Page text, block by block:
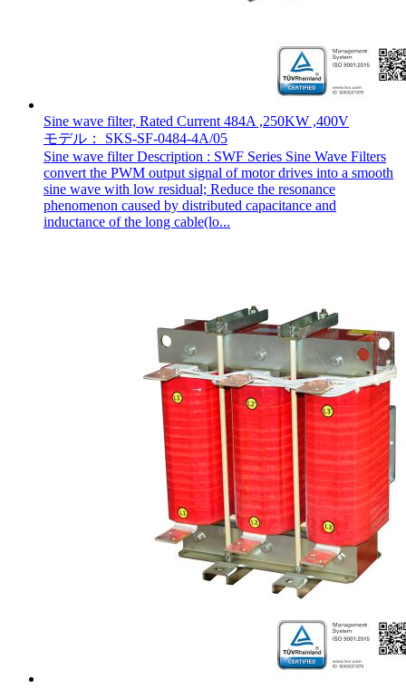
Sine wave filter, Rated Current 484A ,250KW ,400V
モデル： SKS-SF-0484-4A/05
Sine wave filter Description : SWF Series Sine Wave Filters
convert the PWM output signal of motor drives into a smooth
sine wave with low residual; Reduce the resonance
phenomenon caused by distributed capacitance and
inductance of the long cable(lo...